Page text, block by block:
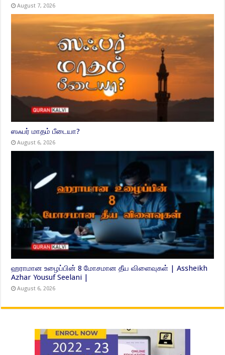
August 7, 2026
ஸஃபர் மாதம் பீடையா?
August 6, 2026
ஹராமான உழைப்பின் 8 மோசமான தீய விளைவுகள் | Assheikh
Azhar Yousuf Seelani |
August 6, 2026